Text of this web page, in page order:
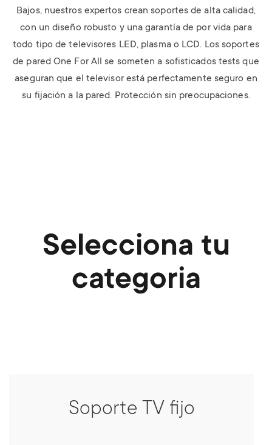
Bajos, nuestros expertos crean soportes de alta calidad,
con un diseño robusto y una garantía de por vida para
todo tipo de televisores LED, plasma o LCD. Los soportes
de pared One For All se someten a sofisticados tests que
aseguran que el televisor está perfectamente seguro en
su fijación a la pared. Protección sin preocupaciones.
Selecciona tu
categoria
Soporte TV fijo